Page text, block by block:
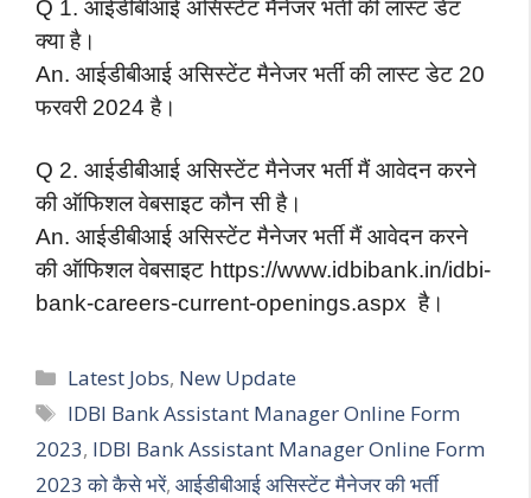
Q 1. आईडीबीआई असिस्टेंट मैनेजर भर्ती की लास्ट डेट
क्या है।
An. आईडीबीआई असिस्टेंट मैनेजर भर्ती की लास्ट डेट 20
फरवरी 2024 है।
Q 2. आईडीबीआई असिस्टेंट मैनेजर भर्ती मैं आवेदन करने
की ऑफिशल वेबसाइट कौन सी है।
An. आईडीबीआई असिस्टेंट मैनेजर भर्ती मैं आवेदन करने
की ऑफिशल वेबसाइट https://www.idbibank.in/idbi-
bank-careers-current-openings.aspx है।
Categories
Latest Jobs, New Update
Tags
IDBI Bank Assistant Manager Online Form
2023, IDBI Bank Assistant Manager Online Form
2023 को कैसे भरें, आईडीबीआई असिस्टेंट मैनेजर की भर्ती